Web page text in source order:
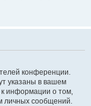
конференции.
указаны в вашем
к информации о том,
личных сообщений.